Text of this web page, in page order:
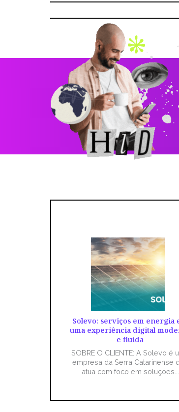
Solevo: serviços em energia
uma experiência digital
e fluida
SOBRE O CLIENTE: A Solevo é
empresa da Serra Catarinense
atua com foco em soluções...